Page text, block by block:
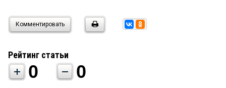
Комментировать
Рейтинг статьи
0 0